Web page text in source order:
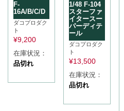
F-
16A/B/C/D
ダコプロダク
ト
¥9,200
在庫状況：
品切れ
1/48 F-104
スターファ
イタースー
パーディテ
ール
ダコプロダク
ト
¥13,500
在庫状況：
品切れ